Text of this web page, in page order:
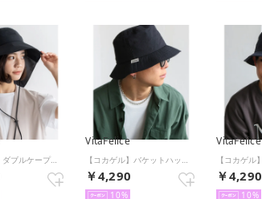
VitaFelice
￥4,290
10
VitaFelice
￥4,290
10